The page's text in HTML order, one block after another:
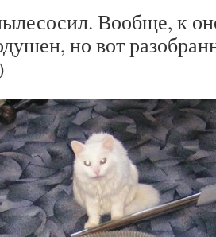
Вообще, к
но вот